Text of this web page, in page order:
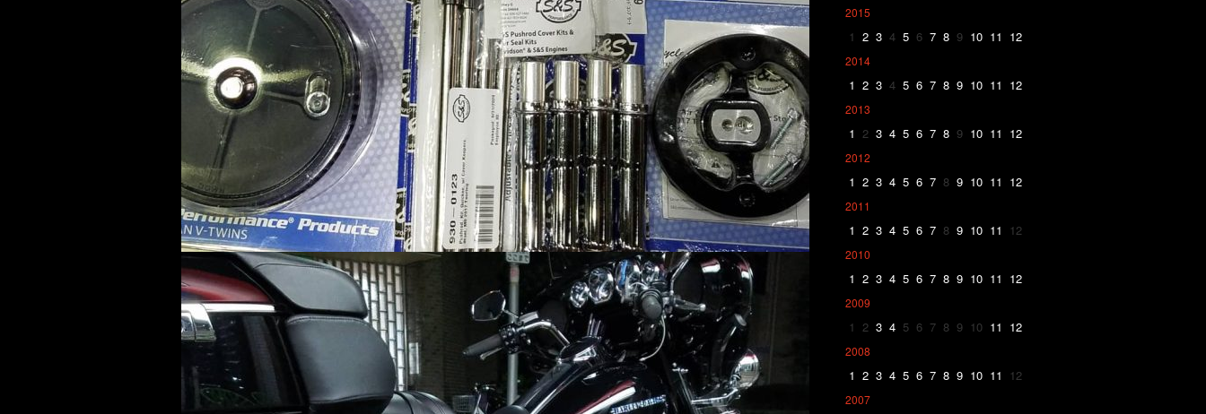
2015
1 2 3 4 5 6 7 8 9 10 11 12
2014
1 2 3 4 5 6 7 8 9 10 11 12
2013
1 2 3 4 5 6 7 8 9 10 11 12
2012
1 2 3 4 5 6 7 8 9 10 11 12
2011
1 2 3 4 5 6 7 8 9 10 11 12
2010
1 2 3 4 5 6 7 8 9 10 11 12
2009
1 2 3 4 5 6 7 8 9 10 11 12
2008
1 2 3 4 5 6 7 8 9 10 11 12
2007